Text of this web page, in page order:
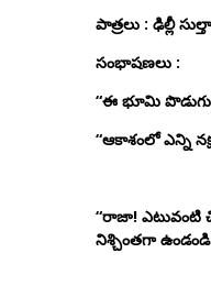
పాత్రలు : ఢిల్లీ
సంభాషణలు :
“ఈ భూమి పొడుగు
“ఆకాశంలో ఎన్ని
“రాజా! ఎటువంటి
నిశ్చింతగా